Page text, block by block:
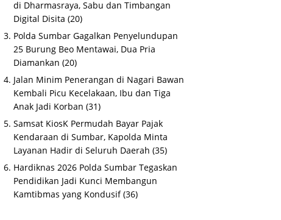
di Dharmasraya, Sabu dan Timbangan
Digital Disita (20)
Polda Sumbar Gagalkan Penyelundupan
25 Burung Beo Mentawai, Dua Pria
Diamankan (20)
Jalan Minim Penerangan di Nagari Bawan
Kembali Picu Kecelakaan, Ibu dan Tiga
Anak Jadi Korban (31)
Samsat KiosK Permudah Bayar Pajak
Kendaraan di Sumbar, Kapolda Minta
Layanan Hadir di Seluruh Daerah (35)
Hardiknas 2026 Polda Sumbar Tegaskan
Pendidikan Jadi Kunci Membangun
Kamtibmas yang Kondusif (36)